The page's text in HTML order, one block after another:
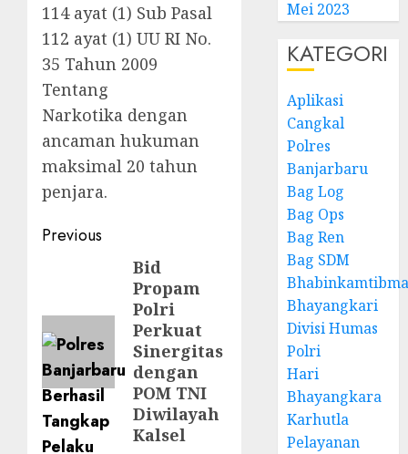
114 ayat (1) Sub Pasal
112 ayat (1) UU RI No.
35 Tahun 2009
Tentang
Narkotika dengan
ancaman hukuman
maksimal 20 tahun
penjara.
Previous
Bid
Propam
Polri
Perkuat
Sinergitas
dengan
POM TNI
Diwilayah
Kalsel
Mei 2023
KATEGORI
Aplikasi
Cangkal
Polres
Banjarbaru
Bag Log
Bag Ops
Bag Ren
Bag SDM
Bhayangkari
Divisi Humas
Polri
Hari
Bhayangkara
Karhutla
Pelayanan